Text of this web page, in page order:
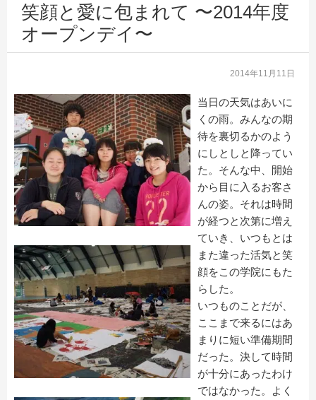
笑顔と愛に包まれて 〜2014年度
オープンデイ〜
2014年11月11日
当日の天気はあいに
くの雨。みんなの期
待を裏切るかのよう
にしとしと降ってい
た。そんな中、開始
から目に入るお客さ
んの姿。それは時間
が経つと次第に増え
ていき、いつもとは
また違った活気と笑
顔をこの学院にもた
らした。
いつものことだが、
ここまで来るにはあ
まりに短い準備期間
だった。決して時間
が十分にあったわけ
ではなかった。よく